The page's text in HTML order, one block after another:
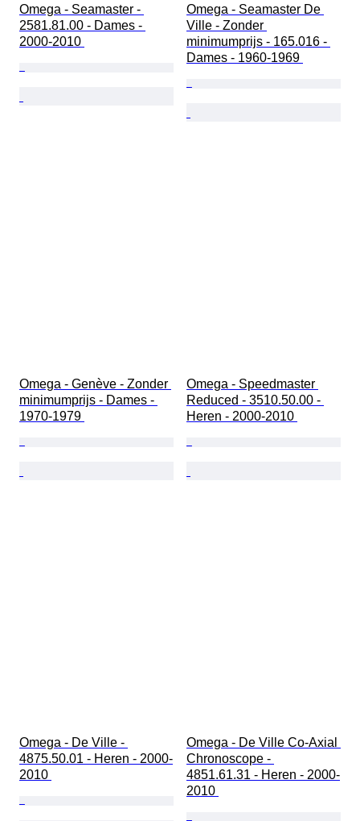
Omega - Seamaster -
2581.81.00 - Dames -
2000-2010
Omega - Seamaster De
Ville - Zonder
minimumprijs - 165.016 -
Dames - 1960-1969
Omega - Genève - Zonder
minimumprijs - Dames -
1970-1979
Omega - Speedmaster
Reduced - 3510.50.00 -
Heren - 2000-2010
Omega - De Ville -
4875.50.01 - Heren - 2000-
2010
Omega - De Ville Co-Axial
Chronoscope -
4851.61.31 - Heren - 2000-
2010